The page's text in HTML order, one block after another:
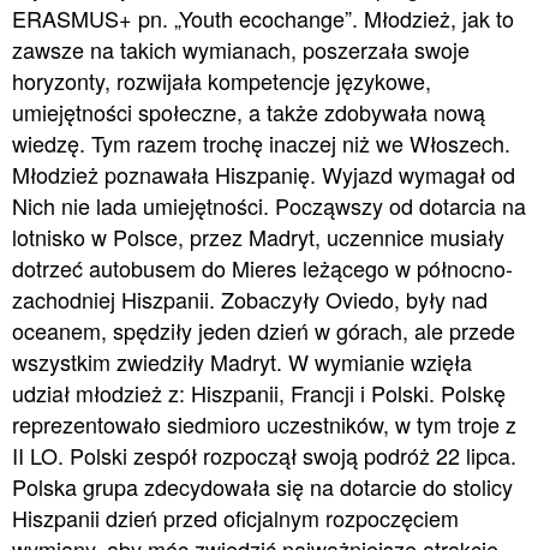
ERASMUS+ pn. „Youth ecochange”. Młodzież, jak to
zawsze na takich wymianach, poszerzała swoje
horyzonty, rozwijała kompetencje językowe,
umiejętności społeczne, a także zdobywała nową
wiedzę. Tym razem trochę inaczej niż we Włoszech.
Młodzież poznawała Hiszpanię. Wyjazd wymagał od
Nich nie lada umiejętności. Począwszy od dotarcia na
lotnisko w Polsce, przez Madryt, uczennice musiały
dotrzeć autobusem do Mieres leżącego w północno-
zachodniej Hiszpanii. Zobaczyły Oviedo, były nad
oceanem, spędziły jeden dzień w górach, ale przede
wszystkim zwiedziły Madryt. W wymianie wzięła
udział młodzież z: Hiszpanii, Francji i Polski. Polskę
reprezentowało siedmioro uczestników, w tym troje z
II LO. Polski zespół rozpoczął swoją podróż 22 lipca.
Polska grupa zdecydowała się na dotarcie do stolicy
Hiszpanii dzień przed oficjalnym rozpoczęciem